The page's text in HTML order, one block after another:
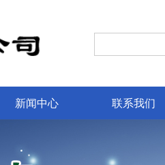
新闻中心 联系我们